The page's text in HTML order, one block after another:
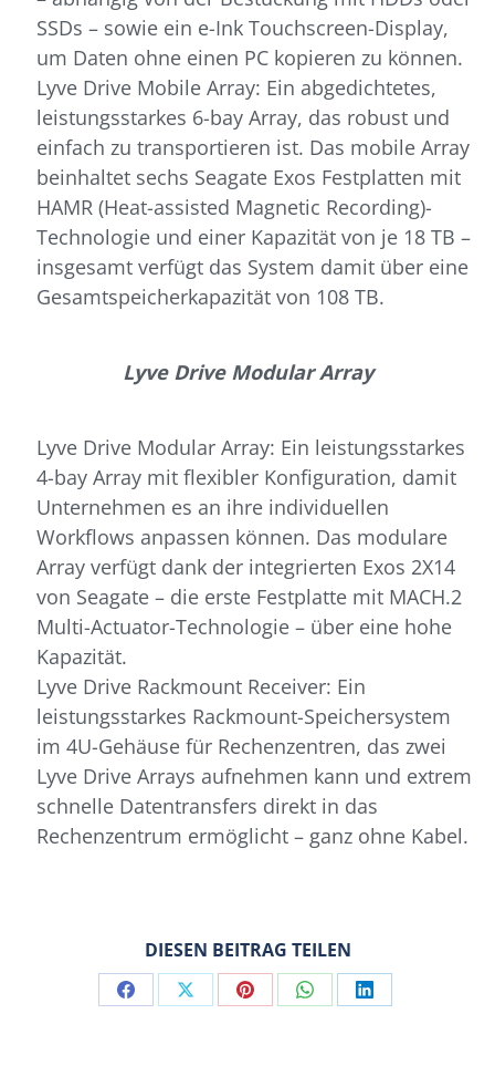
SSDs – sowie ein e-Ink Touchscreen-Display,
um Daten ohne einen PC kopieren zu können.
Lyve Drive Mobile Array: Ein abgedichtetes,
leistungsstarkes 6-bay Array, das robust und
einfach zu transportieren ist. Das mobile Array
beinhaltet sechs Seagate Exos Festplatten mit
HAMR (Heat-assisted Magnetic Recording)-
Technologie und einer Kapazität von je 18 TB –
insgesamt verfügt das System damit über eine
Gesamtspeicherkapazität von 108 TB.
Lyve Drive Modular Array
Lyve Drive Modular Array: Ein leistungsstarkes
4-bay Array mit flexibler Konfiguration, damit
Unternehmen es an ihre individuellen
Workflows anpassen können. Das modulare
Array verfügt dank der integrierten Exos 2X14
von Seagate – die erste Festplatte mit MACH.2
Multi-Actuator-Technologie – über eine hohe
Kapazität.
Lyve Drive Rackmount Receiver: Ein
leistungsstarkes Rackmount-Speichersystem
im 4U-Gehäuse für Rechenzentren, das zwei
Lyve Drive Arrays aufnehmen kann und extrem
schnelle Datentransfers direkt in das
Rechenzentrum ermöglicht – ganz ohne Kabel.
DIESEN BEITRAG TEILEN
Share Share Share Share Share